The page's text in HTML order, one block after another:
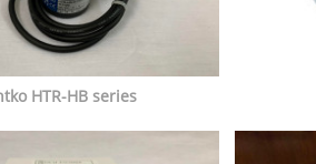
HTR-HB series